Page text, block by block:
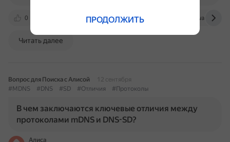
0 security.stackexchange.com www.anti-malware.ru
Читать далее
Вопрос для Поиска с Алисой
12 сентября
#MDNS
#DNS #SD #Отличия #Протоколы
В чем заключаются ключевые отличия между
протоколами mDNS и DNS-SD?
Алиса
ПРОДОЛЖИТЬ